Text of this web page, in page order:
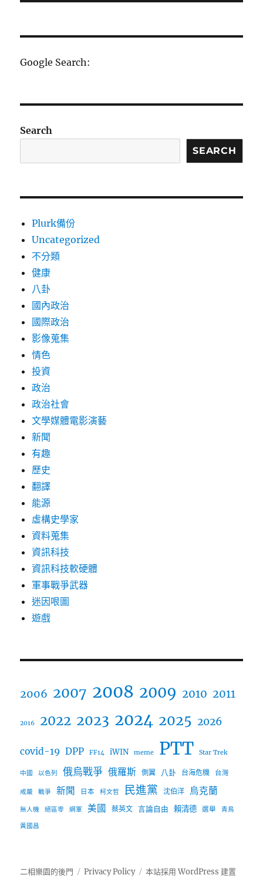
篇
章:
Google Search:
Search
SEARCH
Plurk備份
Uncategorized
不分類
健康
八卦
國內政治
國際政治
影像蒐集
情色
投資
政治
政治社會
文學媒體電影演藝
新聞
有趣
歷史
翻譯
能源
虛構史學家
資料蒐集
資訊科技
資訊科技軟硬體
軍事戰爭武器
迷因哏圖
遊戲
2006 2007 2008 2009 2010 2011
2016 2022 2023 2024 2025 2026
covid-19 DPP FF14 iWIN meme PTT Star Trek
中國 以色列 俄烏戰爭 俄羅斯 側翼 八卦 台海危機 台灣
戒嚴 戰爭 新聞 日本 柯文哲 民進黨 沈伯洋 烏克蘭
無人機 絕區零 網軍 美國 蔡英文 言論自由 賴清德 選舉 青鳥
黃國昌
二相樂園的後門 Privacy Policy 本站採用 WordPress 建置